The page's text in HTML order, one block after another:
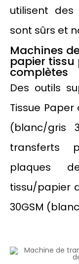
utilisent des
sont sûrs et
Machines
papier tissu
complètes
Des outils
Tissue
(blanc/gris
transferts
plaques
tissu/papier
30GSM